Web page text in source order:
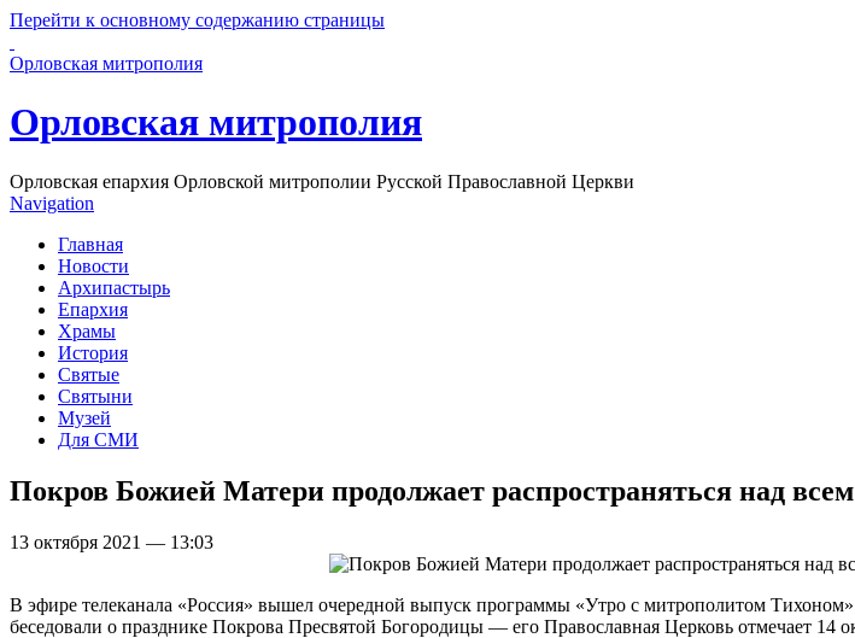
Перейти к основному содержанию страницы
Орловская митрополия
Орловская митрополия
Орловская епархия Орловской митрополии Русской Православной Церкви
Navigation
Главная
Новости
Архипастырь
Епархия
Храмы
История
Святые
Святыни
Музей
Для СМИ
Покров Божией Матери продолжает распространяться над
13 октября 2021 — 13:03
В эфире телеканала «Россия» вышел очередной выпуск программы «Утро с митрополитом
беседовали о празднике Покрова Пресвятой Богородицы — его Православная Церковь отмечает 14